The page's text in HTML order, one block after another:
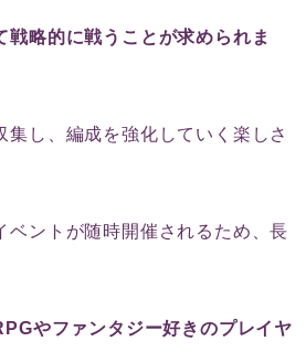
略的に戦うことが求められま
し、編成を強化していく楽しさ
ベントが随時開催されるため、長
やファンタジー好きのプレイヤ